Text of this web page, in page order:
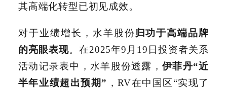
其高端化转型已初见成效。
对于业绩增长，水羊股份 归功于高端品牌
的亮眼表现。在2025年9月19日投资者关系
活动记录表中，水羊股份透露，伊菲丹“近
半年业绩超出预期” ，RV在中国区“实现了